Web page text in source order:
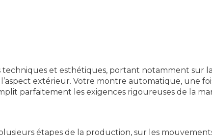
et esthétiques, portant notamment sur
extérieur. Votre montre automatique, une
parfaitement les exigences rigoureuses de la
étapes de la production, sur les